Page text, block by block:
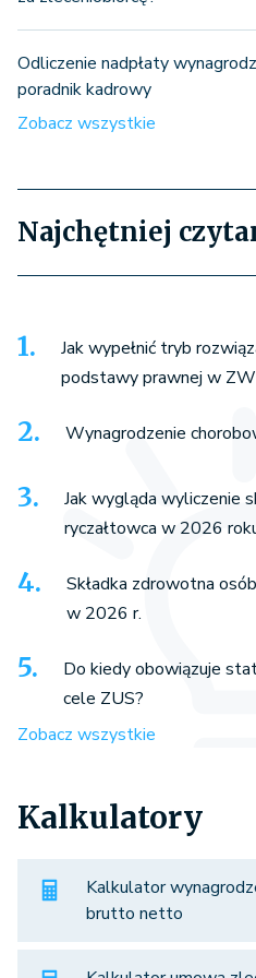
Odliczenie nadpłaty
poradnik kadrowy
Zobacz wszystkie
Najchętniej
Jak wypełnić tryb
podstawy prawnej w
Wynagrodzenie
Jak wygląda wyliczenie
ryczałtowca w 2026
Składka zdrowotna
w 2026 r.
Do kiedy obowiązuje
cele ZUS?
Zobacz wszystkie
Kalkulatory
Kalkulator
brutto netto